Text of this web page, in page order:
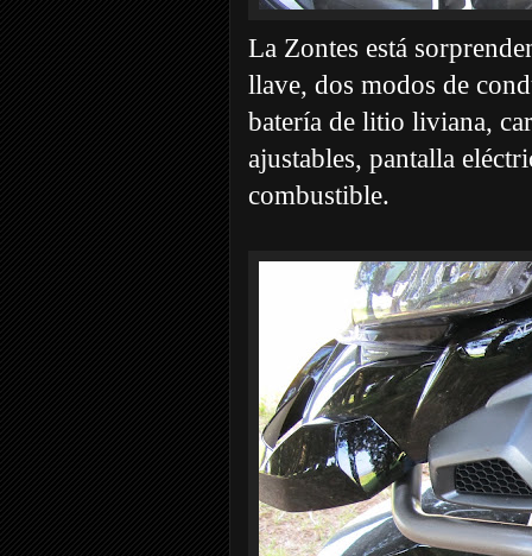
La Zontes está
llave, dos modos de
batería de litio liviana,
ajustables, pantalla
combustible.